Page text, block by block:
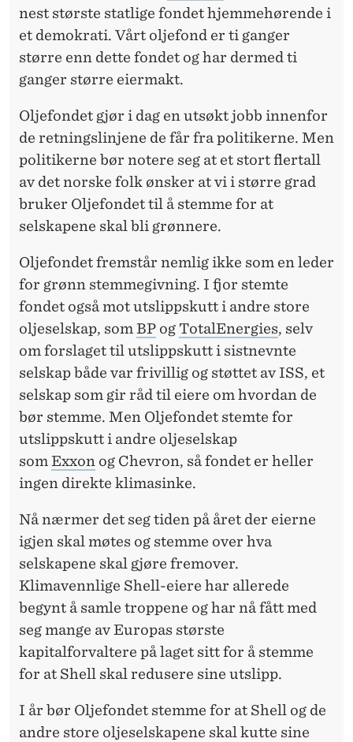
nest største statlige fondet hjemmehørende i
et demokrati. Vårt oljefond er ti ganger
større enn dette fondet og har dermed ti
ganger større eiermakt.
Oljefondet gjør i dag en utsøkt jobb innenfor
de retningslinjene de får fra politikerne. Men
politikerne bør notere seg at et stort flertall
av det norske folk ønsker at vi i større grad
bruker Oljefondet til å stemme for at
selskapene skal bli grønnere.
Oljefondet fremstår nemlig ikke som en leder
for grønn stemmegivning. I fjor stemte
fondet også mot utslippskutt i andre store
oljeselskap, som BP og TotalEnergies, selv
om forslaget til utslippskutt i sistnevnte
selskap både var frivillig og støttet av ISS, et
selskap som gir råd til eiere om hvordan de
bør stemme. Men Oljefondet stemte for
utslippskutt i andre oljeselskap
som Exxon og Chevron, så fondet er heller
ingen direkte klimasinke.
Nå nærmer det seg tiden på året der eierne
igjen skal møtes og stemme over hva
selskapene skal gjøre fremover.
Klimavennlige Shell-eiere har allerede
begynt å samle troppene og har nå fått med
seg mange av Europas største
kapitalforvaltere på laget sitt for å stemme
for at Shell skal redusere sine utslipp.
I år bør Oljefondet stemme for at Shell og de
andre store oljeselskapene skal kutte sine